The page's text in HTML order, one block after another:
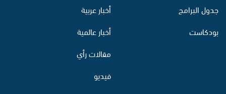
جدول البرامج
بودكاست
أخبار عربية
أخبار عالمية
مقالات رأي
فيديو